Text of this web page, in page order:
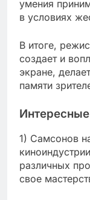
умения
в условиях
В итоге,
создает и
экране,
памяти
1) Самсонов
различных
свое